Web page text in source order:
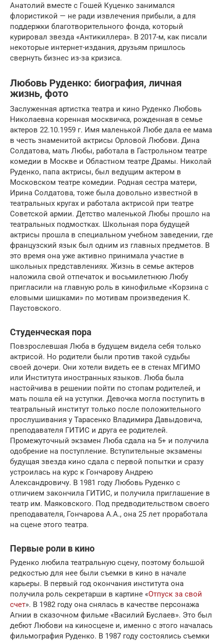
Анатолий вместе с Гошей Куценко занимался
флористикой — не ради извлечения прибыли, а для
поддержки благотворительного фонда, который
курировал звезда «Антикиллера». В 2017-м, как писали
некоторые интернет-издания, друзьям пришлось
свернуть бизнес из-за кризиса.
Любовь Руденко: биография, личная
жизнь, фото
Заслуженная артистка театра и кино Руденко Любовь
Николаевна коренная москвичка, рожденная в семье
актеров 22.10.1959 г. Имя маленькой Любе дала ее мама
в честь знаменитой актрисы Орловой Любови. Дина
Солдатова, мать Любы, работала в Гастрольном театре
комедии в Москве и Областном театре Драмы. Николай
Руденко, папа актрисы, был ведущим актером в
Московском театре комедии. Родная сестра матери,
Ирина Солдатова, тоже была довольно известной в
театральных кругах и работала актрисой при театре
Советской армии. Детство маленькой Любы прошло на
театральных подмостках. Школьная пора будущей
актрисы прошла в специальном учебном заведении, где
французский язык был одним из главных предметов. В
это время она уже активно принимала участие в
школьных представлениях. Жизнь в семье актеров
наложила свой отпечаток и восьмилетнюю Любу
пригласили на главную роль в кинофильме «Корзина с
еловыми шишками» по мотивам произведения К.
Паустовского.
Студенческая пора
Повзрослевшая Люба в будущем видела себя только
актрисой. Но родители были против такой судьбы
своей дочери. Они хотели видеть ее в стенах МГИМО
или Института иностранных языков. Люба была
настойчива в решении пойти по стопам родителей, и
мать пошла ей на уступки. Девочка могла поступить в
театральный институт только после положительного
прослушивания у Тарасенко Владимира Давыдовича,
преподавателя ГИТИС и друга ее родителей.
Промежуточный экзамен Люба сдала на 5+ и получила
одобрение на поступление. Вступительные экзамены
будущая звезда кино сдала с первой попытки и сразу
устроилась на курс к Гончарову Андрею
Александровичу. В 1981 году Любовь Руденко с
отличием закончила ГИТИС, и получила приглашение в
театр им. Маяковского. Под предводительством своего
преподавателя, Гончарова А.А., она 25 лет проработала
на сцене этого театра.
Первые роли в кино
Руденко любила театральную сцену, поэтому большой
редкостью для нее были съемки в кино в начале
карьеры. В первый год окончания института она
получила роль секретарши в картине «Отпуск за свой
счет». В 1982 году она снялась в качестве персонажа
Агнии в сказочном фильме «Василий Буслаев». Это был
дебют Любови на киносцене и, именно с этого началась
фильмография Руденко. В 1987 году состоялись съемки